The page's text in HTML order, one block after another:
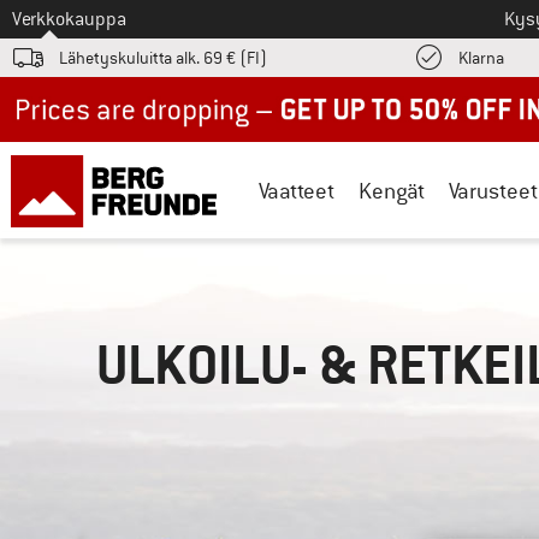
Tästä siirtyäksesi
Verkkokauppa
Lähetyskuluitta alk. 69 € (FI) Klarna
Vaatteet Kengät Varusteet
ULKOILU- &